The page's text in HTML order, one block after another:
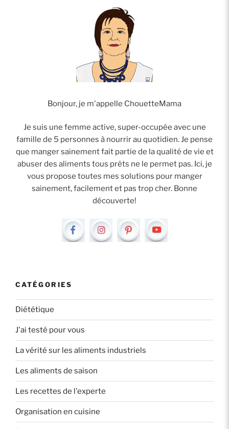
Bonjour, je m'appelle ChouetteMama
Je suis une femme active, super-occupée avec une
famille de 5 personnes à nourrir au quotidien. Je pense
que manger sainement fait partie de la qualité de vie et
abuser des aliments tous prêts ne le permet pas. Ici, je
vous propose toutes mes solutions pour manger
sainement, facilement et pas trop cher. Bonne
découverte!
CATÉGORIES
Diététique
J'ai testé pour vous
La vérité sur les aliments industriels
Les aliments de saison
Les recettes de l'experte
Organisation en cuisine